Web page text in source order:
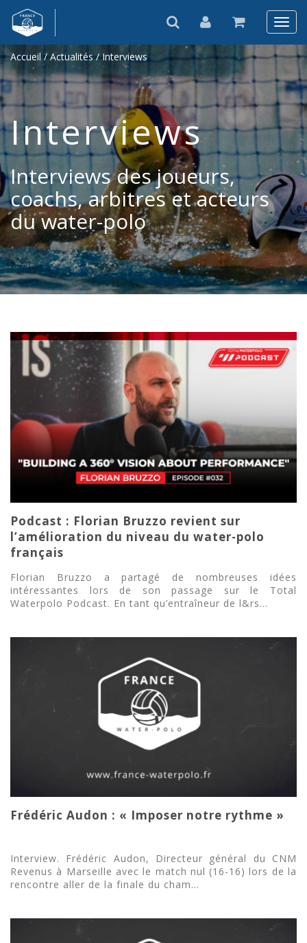
Accueil/Actualités/ Interviews
Interviews
Interviews des joueurs,
coachs, arbitres et acteurs
du water-polo
Podcast : Florian Bruzzo revient sur
l’amélioration du niveau du water-polo
français
Florian Bruzzo a partagé de nombreuses idées
intéressantes lors de son passage sur le Total
Waterpolo Podcast. En tant qu’entraîneur de l&rs...
Frédéric Audon : « Imposer notre rythme »
Interview. Frédéric Audon, Directeur général du CNM
Revenus à Marseille avec le match nul (16-16) lors de la
rencontre aller de la finale du cham...